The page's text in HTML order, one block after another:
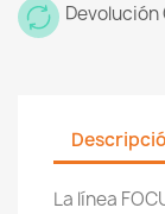
La línea